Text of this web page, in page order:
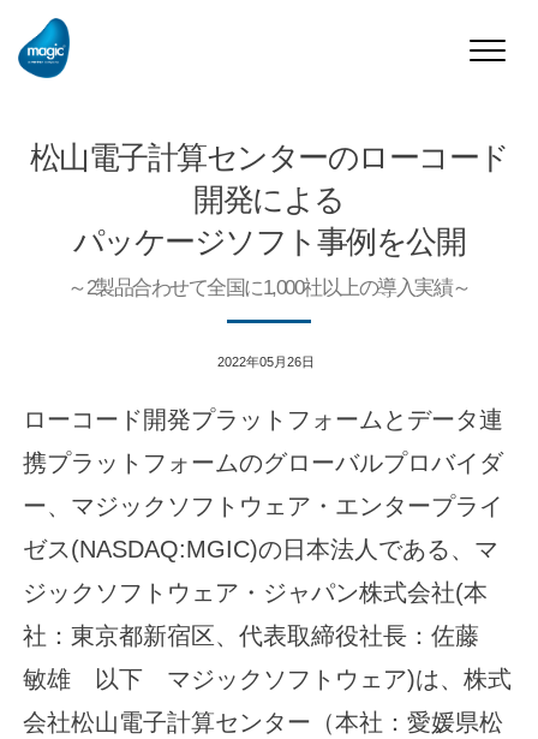
Toggle
松山電子計算センターのローコード
開発による
パッケージソフト事例を公開
～2製品合わせて全国に1,000社以上の導入実績～
2022年05月26日
ローコード開発プラットフォームとデータ連
携プラットフォームのグローバルプロバイダ
ー、マジックソフトウェア・エンタープライ
ゼス(NASDAQ:MGIC)の日本法人である、マ
ジックソフトウェア・ジャパン株式会社(本
社：東京都新宿区、代表取締役社長：佐藤
敏雄 以下 マジックソフトウェア)は、株式
会社松山電子計算センター（本社：愛媛県松